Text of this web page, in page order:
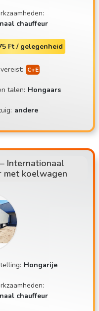
chauffeur
Ft / gelegenheid
talen: Hongaars
andere
Internationaal
met koelwagen
Hongarije
chauffeur